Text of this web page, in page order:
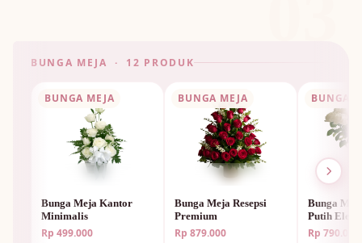
BUNGA MEJA · 12 PRODUK
BUNGA MEJA
Bunga Meja Kantor
Minimalis
Rp 499.000
BUNGA MEJA
Bunga Meja Resepsi
Premium
Rp 879.000
BUNGA
Bunga
Putih
Rp 790.000